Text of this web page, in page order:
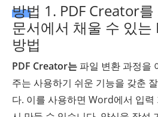
방법 1. PDF Creator
문서에서 채울 수 있는
방법
PDF Creator는 파일 변환 과정을
주는 사용하기 쉬운 기능을 갖춘
다. 이를 사용하면 Word에서 입력